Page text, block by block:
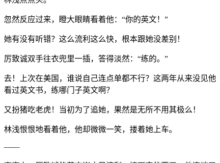
忽然反应过来，瞪大眼睛看着他：“你的英文！”
她有没有听错？这么流利这么快，根本跟她没差别！
厉致诚双手往衣兜里一插，答得淡然：“练的。”
去！上次在美国，谁说自己连点单都不行？这两年从来没见他
看过英文书，练哪门子英文啊？
又扮猪吃老虎！当初为了追她，果然是无所不用其极么！
林浅恨恨地看着他，他却微微一笑，搂着她上车。
——